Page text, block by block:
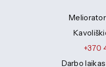
+370
Darbo